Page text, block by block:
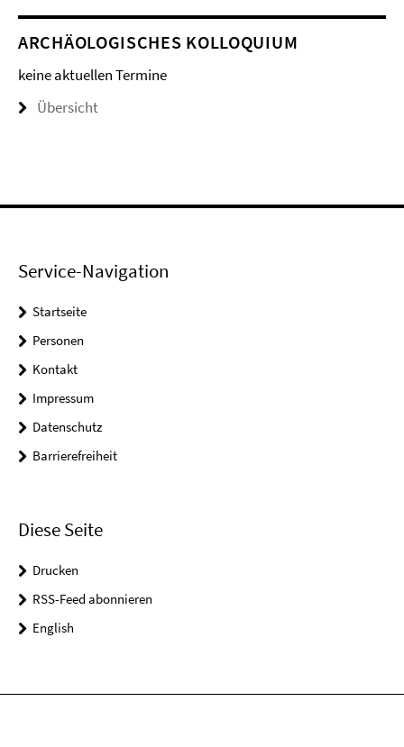
ARCHÄOLOGISCHES KOLLOQUIUM
keine aktuellen Termine
Übersicht
Service-Navigation
Startseite
Personen
Kontakt
Impressum
Datenschutz
Barrierefreiheit
Diese Seite
Drucken
RSS-Feed abonnieren
English